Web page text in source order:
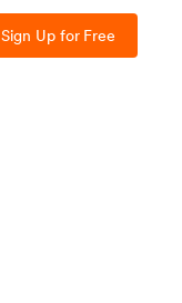
Sign Up for Free